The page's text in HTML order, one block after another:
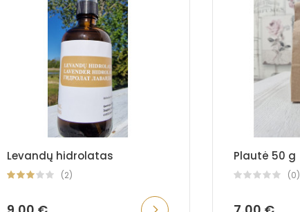
Levandų hidrolatas
(2)
Plautė 50 g
(0)